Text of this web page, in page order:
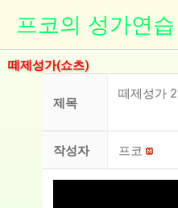
츠
로
프코의 성가연습
떼제성가(쇼츠)
제목
떼제성가 22.
작성자 프코